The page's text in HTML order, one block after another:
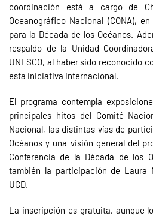
coordinación está a cargo de
Oceanográfico Nacional (CONA),
para la Década de los Océanos.
respaldo de la Unidad
UNESCO, al haber sido reconocido
esta iniciativa internacional.
El programa contempla
principales hitos del Comité
Nacional, las distintas vías de
Océanos y una visión general del
Conferencia de la Década de los
también la participación de Laura
UCD.
La inscripción es gratuita, aunque